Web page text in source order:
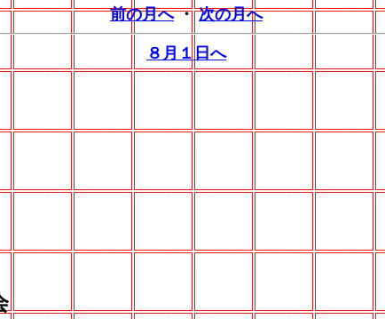
前の月へ ・ 次の月へ
８月１日へ